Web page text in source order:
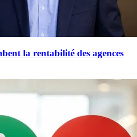
la rentabilité des agences